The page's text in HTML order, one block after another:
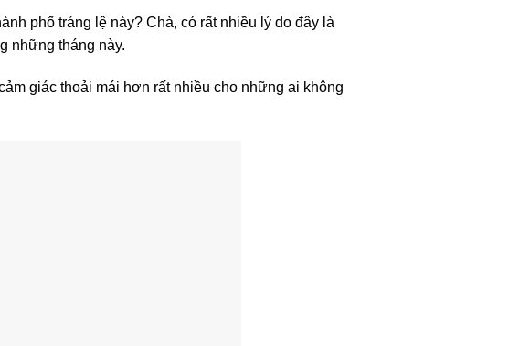
phố tráng lệ này? Chà, có rất nhiều lý do đây là
những tháng này.
giác thoải mái hơn rất nhiều cho những ai không